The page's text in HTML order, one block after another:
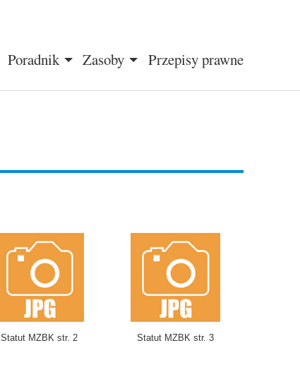
Poradnik
Zasoby Przepisy prawne
Statut MZBK str. 2 Statut MZBK str. 3